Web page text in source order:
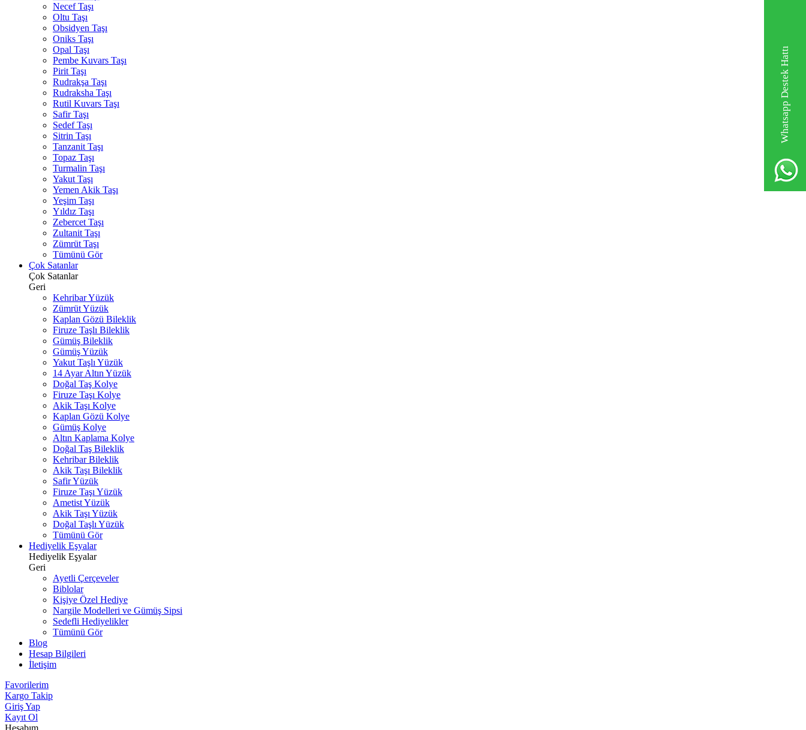
Whatsapp Destek Hattı
Necef Taşı
Oltu Taşı
Obsidyen Taşı
Oniks Taşı
Opal Taşı
Pembe Kuvars Taşı
Pirit Taşı
Rudrakşa Taşı
Rudraksha Taşı
Rutil Kuvars Taşı
Safir Taşı
Sedef Taşı
Sitrin Taşı
Tanzanit Taşı
Topaz Taşı
Turmalin Taşı
Yakut Taşı
Yemen Akik Taşı
Yeşim Taşı
Yıldız Taşı
Zebercet Taşı
Zultanit Taşı
Zümrüt Taşı
Tümünü Gör
Çok Satanlar
Çok Satanlar
Geri
Kehribar Yüzük
Zümrüt Yüzük
Kaplan Gözü Bileklik
Firuze Taşlı Bileklik
Gümüş Bileklik
Gümüş Yüzük
Yakut Taşlı Yüzük
14 Ayar Altın Yüzük
Doğal Taş Kolye
Firuze Taşı Kolye
Akik Taşı Kolye
Kaplan Gözü Kolye
Gümüş Kolye
Altın Kaplama Kolye
Doğal Taş Bileklik
Kehribar Bileklik
Akik Taşı Bileklik
Safir Yüzük
Firuze Taşı Yüzük
Ametist Yüzük
Akik Taşı Yüzük
Doğal Taşlı Yüzük
Tümünü Gör
Hediyelik Eşyalar
Hediyelik Eşyalar
Geri
Ayetli Çerçeveler
Biblolar
Kişiye Özel Hediye
Nargile Modelleri ve Gümüş Sipsi
Sedefli Hediyelikler
Tümünü Gör
Blog
Hesap Bilgileri
İletişim
Favorilerim
Kargo Takip
Giriş Yap
Kayıt Ol
Hesabım